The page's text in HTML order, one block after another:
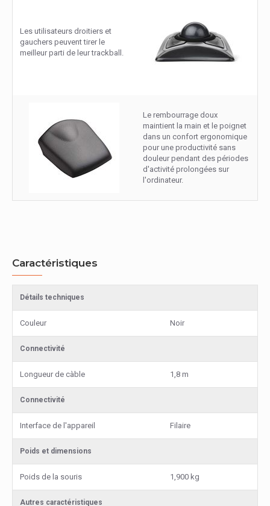
Les utilisateurs droitiers et
gauchers peuvent tirer le
meilleur parti de leur trackball.
Le rembourrage doux
maintient la main et le poignet
dans un confort ergonomique
pour une productivité sans
douleur pendant des périodes
d'activité prolongées sur
l'ordinateur.
Caractéristiques
Détails techniques
Couleur Noir
Connectivité
Longueur de càble 1,8 m
Connectivité
Interface de l'appareil Filaire
Poids et dimensions
Poids de la souris 1,900 kg
Autres caractéristiques